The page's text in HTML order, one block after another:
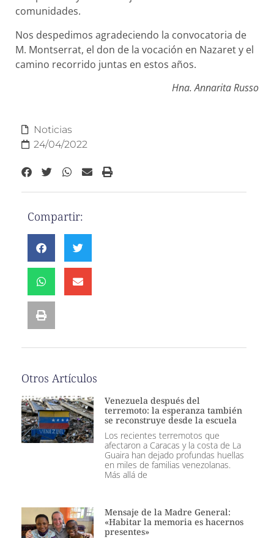
comunidades.
Nos despedimos agradeciendo la convocatoria de
M. Montserrat, el don de la vocación en Nazaret y el
camino recorrido juntas en estos años.
Hna. Annarita Russo
Noticias
24/04/2022
Compartir:
Otros Artículos
Venezuela después del
terremoto: la esperanza también
se reconstruye desde la escuela
Los recientes terremotos que
afectaron a Caracas y la costa de La
Guaira han dejado profundas huellas
en miles de familias venezolanas.
Más allá de
Mensaje de la Madre General:
«Habitar la memoria es hacernos
presentes»